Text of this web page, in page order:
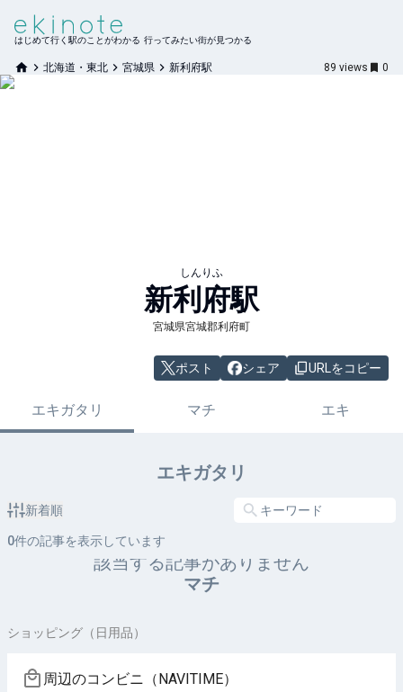
はじめて行く駅のことがわかる 行ってみたい街が見つかる
北海道・東北 宮城県 新利府駅 89 views 0
しんりふ
新利府駅
宮城県宮城郡利府町
ポスト シェア URLをコピー
エキガタリ マチ エキ
エキガタリ
新着順
0件の記事を表示しています
該当する記事がありません
マチ
ショッピング（日用品）
周辺のコンビニ（NAVITIME）